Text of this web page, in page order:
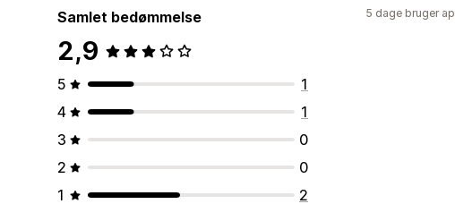
Samlet bedømmelse
2,9
5
1
4
1
3
0
2
0
1
2
5 dage bruger